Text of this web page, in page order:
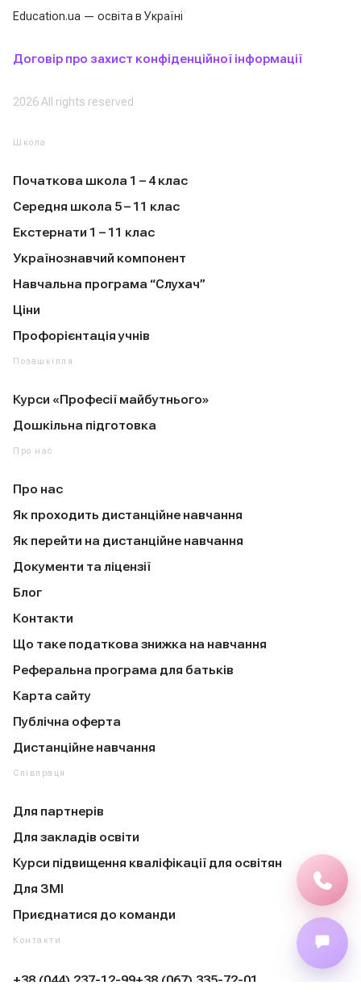
Education.ua — освіта в Україні
Договір про захист конфіденційної інформації
2026 All rights reserved
Школа
Початкова школа 1 – 4 клас
Середня школа 5 – 11 клас
Екстернати 1 – 11 клас
Українознавчий компонент
Навчальна програма “Слухач”
Ціни
Профорієнтація учнів
Позашкілля
Курси «Професії майбутнього»
Дошкільна підготовка
Про нас
Про нас
Як проходить дистанційне навчання
Як перейти на дистанційне навчання
Документи та ліцензії
Блог
Контакти
Що таке податкова знижка на навчання
Реферальна програма для батьків
Карта сайту
Публічна оферта
Дистанційне навчання
Співпраця
Для партнерів
Для закладів освіти
Курси підвищення кваліфікації для освітян
Для ЗМІ
Приєднатися до команди
Контакти
+38 (044) 237-12-99+38 (067) 335-72-01